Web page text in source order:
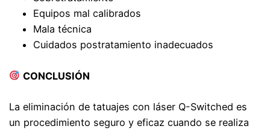
Equipos mal calibrados
Mala técnica
Cuidados postratamiento inadecuados
CONCLUSIÓN
La eliminación de tatuajes con láser Q-Switched es
un procedimiento seguro y eficaz cuando se realiza